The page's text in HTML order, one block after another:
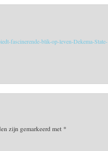
fascinerende-blik-op-leven-Dekema-State-
zijn gemarkeerd met *